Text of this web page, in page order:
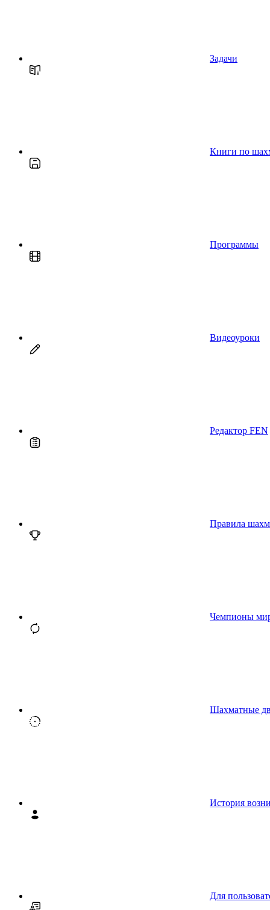
Задачи
Книги по
Программы
Видеоуроки
Редактор FEN
Правила
Чемпионы
Шахматные
История
Для